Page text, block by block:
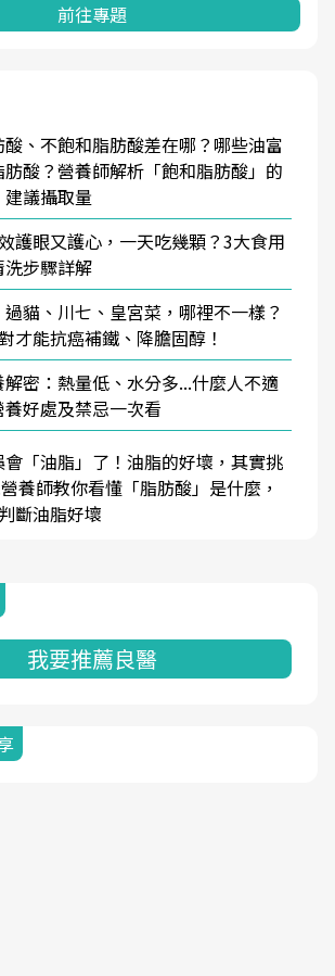
前往專題
、不飽和脂肪酸差在哪？哪些油富
酸？營養師解析「飽和脂肪酸」的
議攝取量
護眼又護心，一天吃幾顆？3大食用
步驟詳解
貓、川七、皇宮菜，哪裡不一樣？
才能抗癌補鐵、降膽固醇！
解密：熱量低、水分多...什麼人不適
養好處及禁忌一次看
「油脂」了！油脂的好壞，其實挑
養師教你看懂「脂肪酸」是什麼，
斷油脂好壞
我要推薦良醫